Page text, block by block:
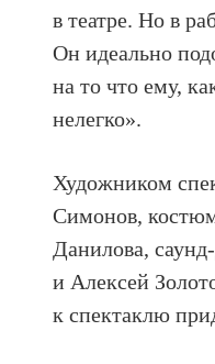
в театре. Но в
Он идеально
на то что ему,
нелегко».
Художником
Симонов,
Данилова,
и Алексей
к спектаклю